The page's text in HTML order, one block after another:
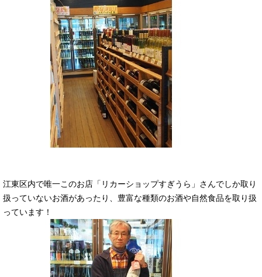
江東区内で唯一このお店「リカーショップすぎうら」さんでしか取り
扱っていないお酒があったり、豊富な種類のお酒や自然食品を取り扱
っています！